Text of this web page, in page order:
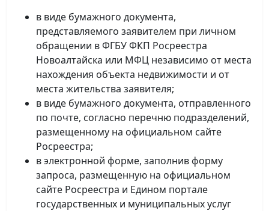
в виде бумажного документа,
представляемого заявителем при личном
обращении в ФГБУ ФКП Росреестра
Новоалтайска или МФЦ независимо от места
нахождения объекта недвижимости и от
места жительства заявителя;
в виде бумажного документа, отправленного
по почте, согласно перечню подразделений,
размещенному на официальном сайте
Росреестра;
в электронной форме, заполнив форму
запроса, размещенную на официальном
сайте Росреестра и Едином портале
государственных и муниципальных услуг